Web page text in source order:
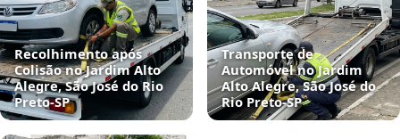
Recolhimento após
Colisão no Jardim Alto
Alegre, São José do Rio
Preto‑SP
Transporte de
Automóvel no Jardim
Alto Alegre, São José do
Rio Preto‑SP